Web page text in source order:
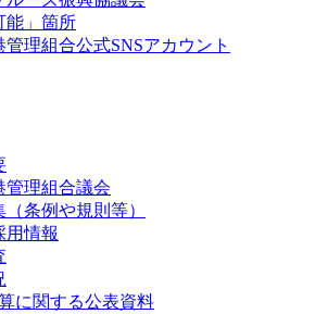
能」箇所
管理組合公式SNSアカウント
管理組合議会
条例や規則等）
用情報
に関する公表資料